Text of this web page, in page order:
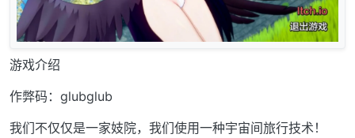
游戏介绍
作弊码：glubglub
我们不仅仅是一家妓院，我们使用一种宇宙间旅行技术！